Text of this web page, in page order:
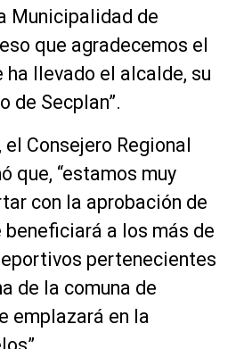
Municipalidad de
que agradecemos el
ha llevado el alcalde, su
de Secplan”.
Consejero Regional
que, “estamos muy
con la aprobación de
a los más de
pertenecientes
de la comuna de
emplazará en la